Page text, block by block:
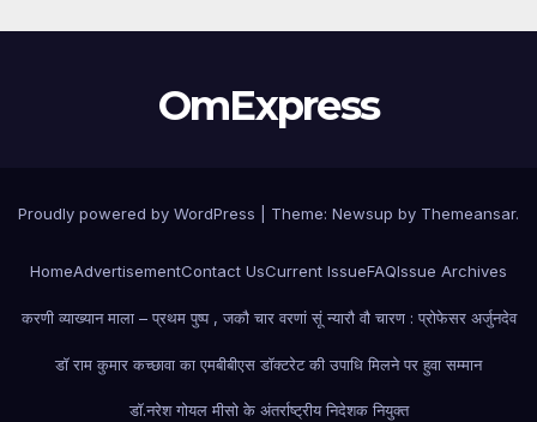
OmExpress
Proudly powered by WordPress Theme: Newsup by Themeansar.
HomeAdvertisementContact UsCurrent IssueFAQIssue Archives
करणी व्याख्यान माला – प्रथम पुष्प , जकौ चार वरणां सूं न्यारौ वौ चारण : प्रोफेसर अर्जुनदेव
डॉ राम कुमार कच्छावा का एमबीबीएस डॉक्टरेट की उपाधि मिलने पर हुवा सम्मान
डॉ.नरेश गोयल मीसो के अंतर्राष्ट्रीय निदेशक नियुक्त